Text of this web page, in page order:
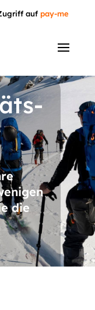
auf pay-me
die